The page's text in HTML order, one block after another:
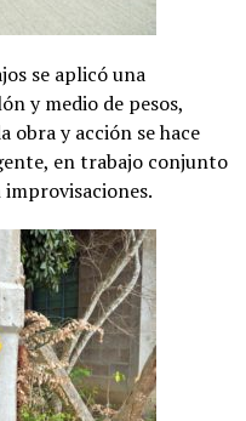
se aplicó una
y medio de pesos,
obra y acción se hace
en trabajo conjunto